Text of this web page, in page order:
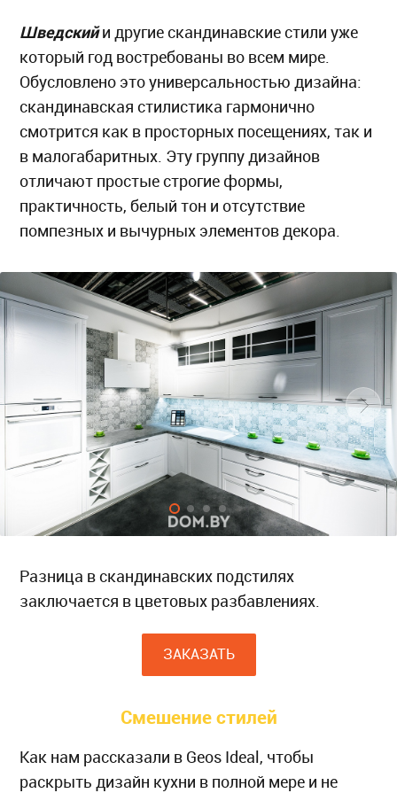
Шведскийи другие скандинавские стили уже
который год востребованы во всем мире.
Обусловлено это универсальностью дизайна:
скандинавская стилистика гармонично
смотрится как в просторных посещениях, так и
в малогабаритных. Эту группу дизайнов
отличают простые строгие формы,
практичность, белый тон и отсутствие
помпезных и вычурных элементов декора.
Разница в скандинавских подстилях
заключается в цветовых разбавлениях.
ЗАКАЗАТЬ
Смешение стилей
Как нам рассказали в Geos Ideal, чтобы
раскрыть дизайн кухни в полной мере и не